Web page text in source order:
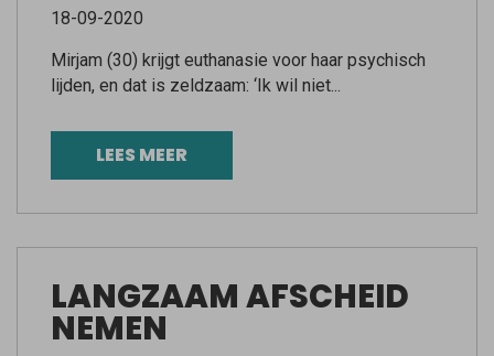
18-09-2020
Mirjam (30) krijgt euthanasie voor haar psychisch
lijden, en dat is zeldzaam: ‘Ik wil niet...
LEES MEER
LANGZAAM AFSCHEID
NEMEN